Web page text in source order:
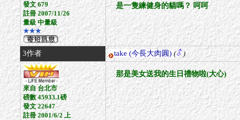
發文 679
註冊 2007/11/26
量級 中量級
★★★
是一隻練健身的貓嗎？ 呵呵
3作者 take (今長大肉圓) ( )
來自 台北市
磅數 45933.1磅
發文 22647
註冊 2001/6/2 上
那是美女送我的生日禮物啦(大心)